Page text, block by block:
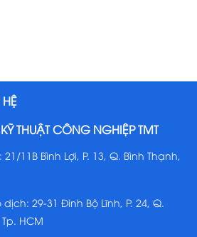
THUẬT CÔNG NGHIỆP TMT
21/11B Bình Lợi, P. 13, Q. Bình Thạnh,
29-31 Đinh Bộ Lĩnh, P. 24, Q.
HCM